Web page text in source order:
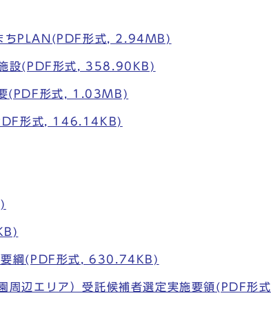
ちPLAN(PDF形式, 2.94MB)
施設(PDF形式, 358.90KB)
(PDF形式, 1.03MB)
形式, 146.14KB)
要綱(PDF形式, 630.74KB)
辺エリア）受託候補者選定実施要領(PDF形式,